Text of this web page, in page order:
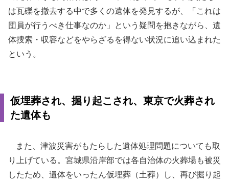
は瓦礫を撤去する中で多くの遺体を発見するが、「これは
団員が行うべき仕事なのか」という疑問を抱きながら、遺
体捜索・収容などをやらざるを得ない状況に追い込まれた
という。
仮埋葬され、掘り起こされ、東京で火葬され
た遺体も
また、津波災害がもたらした遺体処理問題についても取
り上げている。宮城県沿岸部では各自治体の火葬場も被災
したため、遺体をいったん仮埋葬（土葬）し、再び掘り起